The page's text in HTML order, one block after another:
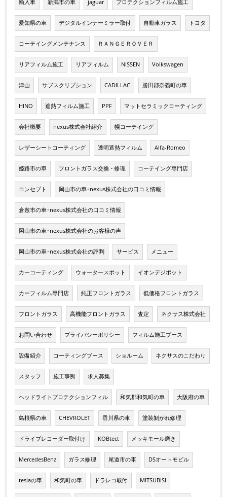
輸入車 新潟市の車 jaguar プロテクションフィルム施工
愛知県の車 デジタルインナーミラー取付 自動車ガラス トヨタ
コーテイングメンテナンス ＲＡＮＧＥＲＯＶＥＲ
リアフィルム施工 リアフィルム NISSEN Volkswagen
津山 サブスクリプション CADILLAC 勝田郡奈義町の車
HINO 遮熱フィルム施工 PPF マットセラミックコーティング
会社概要 nexus株式会社紹介 幌コーテイング
レザーシートコーティング 透明遮熱フィルム Alfa-Romeo
姫路市の車 フロントガラス交換・修理 コーテイング専門店
コンセプト 岡山市の車･nexus株式会社の口コミ情報
倉敷市の車･nexus株式会社の口コミ情報
岡山市の車･nexus株式会社のお客様の声
岡山市の車･nexus株式会社の評判 サービス メニュー
カーコーティング ウォータースポット イオンデジポット
カーフィルム専門店 純正フロントガラス 低価格フロントガラス
フロントガラス 高機能フロントガラス 査定 ネクサス株式会社
お問い合わせ プライバシーポリシー フィルム施工ブース
設備紹介 コーティングブース ショルーム ネクサスのこだわり
スタッフ 施工事例 求人募集
ヘッドライトプロテクションフィル 和気郡和気町の車 大阪府の車
島根県の車 CHEVROLET 香川県の車 塗装剝がれ修理
ドライブレコーダー取付け KOBtect メッキモール磨き
MercedesBenz ガラス修理 尾道市の車 DSオートモビル
teslaの車 和気町の車 ドラレコ取付 MITSUBISI